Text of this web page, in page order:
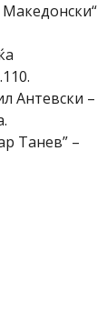
Македонски“
Антевски –
Танев” –